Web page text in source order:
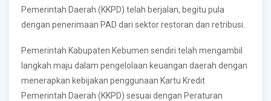
Pemerintah Daerah (KKPD) telah berjalan, begitu pula
dengan penerimaan PAD dari sektor restoran dan retribusi.
Pemerintah Kabupaten Kebumen sendiri telah mengambil
langkah maju dalam pengelolaan keuangan daerah dengan
menerapkan kebijakan penggunaan Kartu Kredit
Pemerintah Daerah (KKPD) sesuai dengan Peraturan